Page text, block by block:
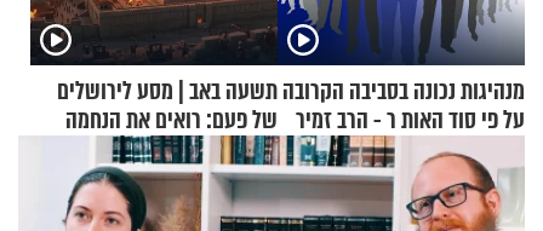
מנהיגות נכונה בסביבה הקרובה
על פי סוד האות ר - הרב זמיר
תשעה באב | מסע לירושלים
של פעם: רואים את הנחמה